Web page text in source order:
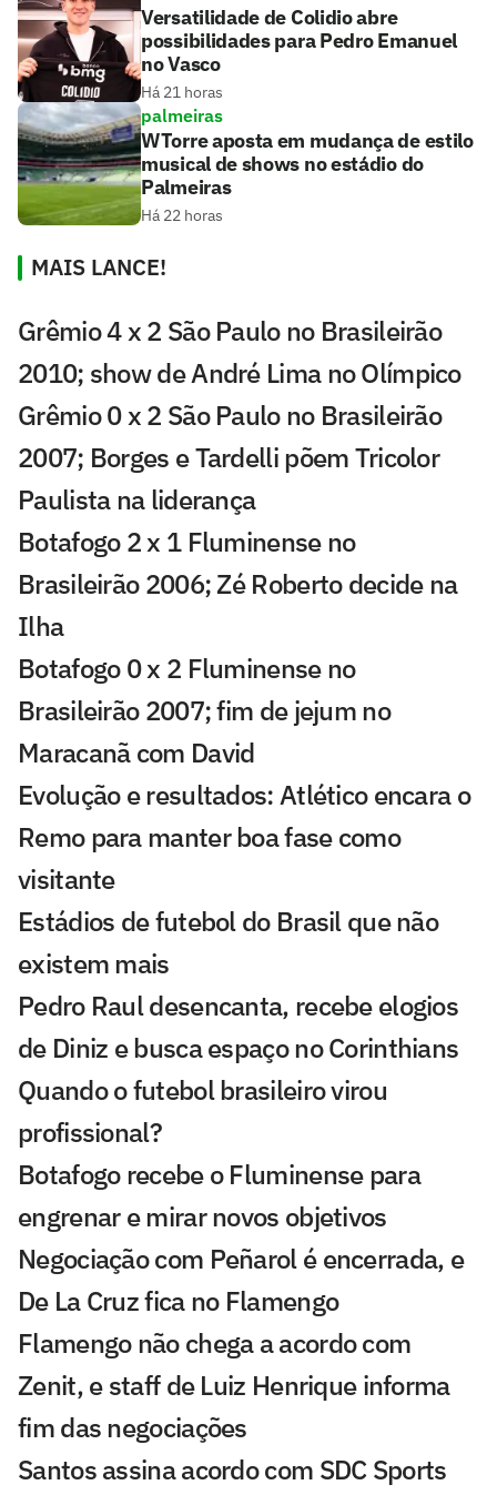
Versatilidade de Colidio abre
possibilidades para Pedro Emanuel
no Vasco
Há 21 horas
palmeiras
WTorre aposta em mudança de estilo
musical de shows no estádio do
Palmeiras
Há 22 horas
MAIS LANCE!
Grêmio 4 x 2 São Paulo no Brasileirão
2010; show de André Lima no Olímpico
Grêmio 0 x 2 São Paulo no Brasileirão
2007; Borges e Tardelli põem Tricolor
Paulista na liderança
Botafogo 2 x 1 Fluminense no
Brasileirão 2006; Zé Roberto decide na
Ilha
Botafogo 0 x 2 Fluminense no
Brasileirão 2007; fim de jejum no
Maracanã com David
Evolução e resultados: Atlético encara o
Remo para manter boa fase como
visitante
Estádios de futebol do Brasil que não
existem mais
Pedro Raul desencanta, recebe elogios
de Diniz e busca espaço no Corinthians
Quando o futebol brasileiro virou
profissional?
Botafogo recebe o Fluminense para
engrenar e mirar novos objetivos
Negociação com Peñarol é encerrada, e
De La Cruz fica no Flamengo
Flamengo não chega a acordo com
Zenit, e staff de Luiz Henrique informa
fim das negociações
Santos assina acordo com SDC Sports